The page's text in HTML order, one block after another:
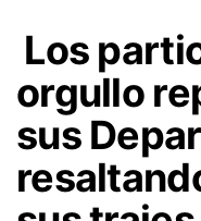
Los
orgullo
sus